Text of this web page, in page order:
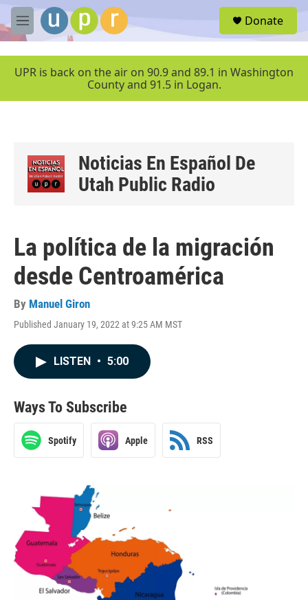
Skip to main content
M
e
u
Donate
UPR is back on the air on 90.9 and 89.1 in Washington
County and 91.5 in Logan.
Noticias En Español De
Utah Public Radio
La política de la migración
desde Centroamérica
By Manuel Giron
Published January 19, 2022 at 9:25 AM MST
LISTEN • 5:00
Ways To Subscribe
Spotify Apple RSS